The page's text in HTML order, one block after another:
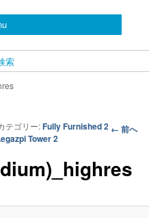
MAKATI.
索サイト
around makati city. フィリピン経済の
す。
索
画像ナビ
← 前へ
テゴリー:Fully Furnished 2
Tower 2